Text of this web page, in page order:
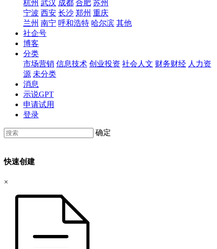
杭州 武汉 成都 合肥 苏州
宁波 西安 长沙 郑州 重庆
兰州 南宁 呼和浩特 哈尔滨 其他
社企号
博客
分类
市场营销 信息技术 创业投资 社会人文 财务财经 人力资
源 未分类
消息
示说GPT
申请试用
登录
确定
快速创建
×